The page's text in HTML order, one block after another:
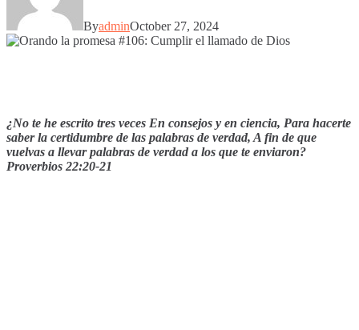
ByadminOctober 27, 2024
¿No te he escrito tres veces En consejos y en ciencia, Para hacerte
saber la certidumbre de las palabras de verdad, A fin de que
vuelvas a llevar palabras de verdad a los que te enviaron?
Proverbios 22:20-21